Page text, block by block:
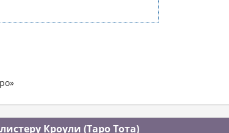
Кроули (Таро Тота)